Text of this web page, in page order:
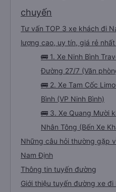
chuyến
Tư vấn TOP 3 xe khách đi
lượng cao, uy tín, giá rẻ
🚌 1. Xe Ninh Bình
Đường 27/7 (Văn
🚌 2. Xe Tam Cốc
Bình (VP Ninh Bình)
🚌 3. Xe Quang Mười
Nhân Tông (Bến Xe
Những câu hỏi thường gặp
Nam Định
Thông tin tuyến đường
Giới thiệu tuyến đường xe